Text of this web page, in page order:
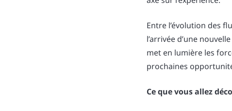
Entre l’évolution des
l’arrivée d’une
met en lumière les
prochaines
Ce que vous allez